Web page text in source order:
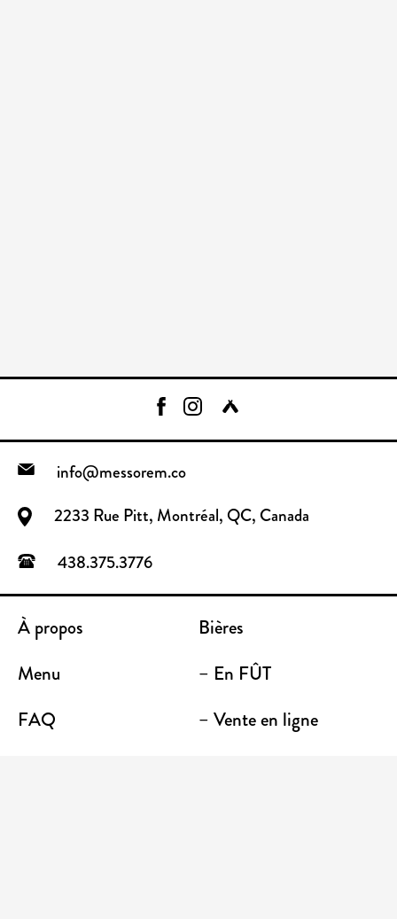
info@messorem.co
2233 Rue Pitt, Montréal, QC, Canada
438.375.3776
À propos
Bières
Menu
– En FÛT
FAQ
– Vente en ligne